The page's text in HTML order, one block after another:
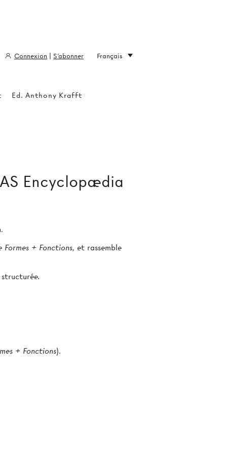
Encyclopædia
+ Fonctions, et rassemble
+ Fonctions).
Ed. Anthony Krafft
Connexion S'abonner Français